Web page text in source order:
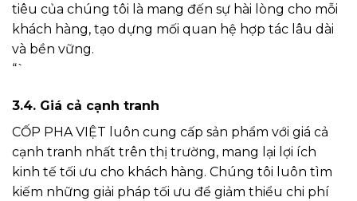
tiêu của chúng tôi là mang đến sự hài lòng cho mỗi
khách hàng, tạo dựng mối quan hệ hợp tác lâu dài
và bền vững.
“`
3.4. Giá cả cạnh tranh
CỐP PHA VIỆT luôn cung cấp sản phẩm với giá cả
cạnh tranh nhất trên thị trường, mang lại lợi ích
kinh tế tối ưu cho khách hàng. Chúng tôi luôn tìm
kiếm những giải pháp tối ưu để giảm thiểu chi phí